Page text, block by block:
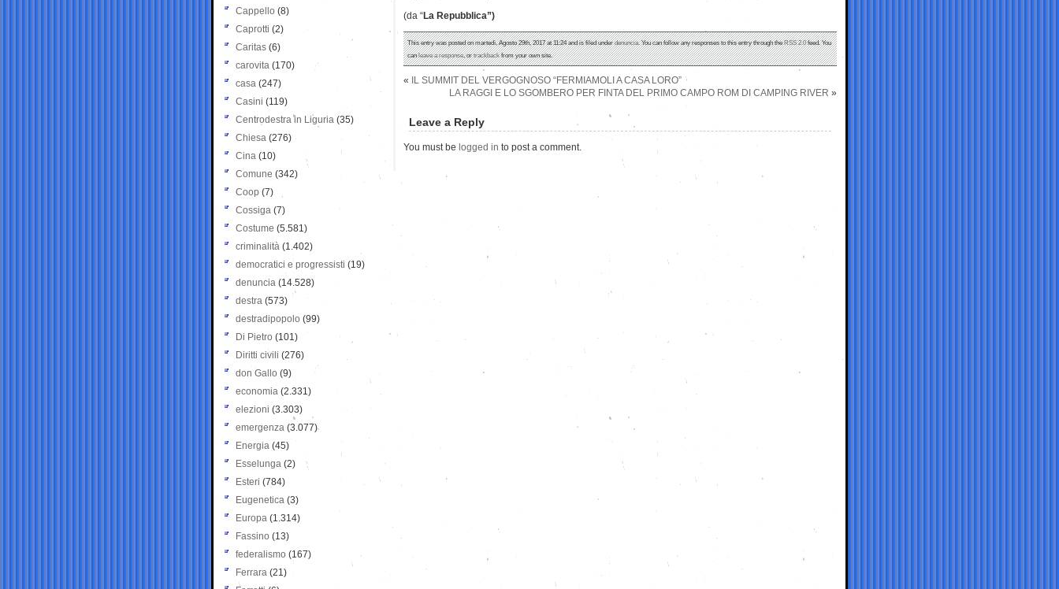
(da “La Repubblica”)
This entry was posted on martedì, Agosto 29th, 2017 at 11:24 and is filed underdenuncia. You can follow any responses to this entry through theRSS 2.0feed. You
canleave a response, ortrackbackfrom your own site.
«
IL SUMMIT DEL VERGOGNOSO “FERMIAMOLI A CASA LORO”
LA RAGGI E LO SGOMBERO PER FINTA DEL PRIMO CAMPO ROM DI CAMPING RIVER »
Leave a Reply
You must be logged in to post a comment.
Cappello (8)
Caprotti (2)
Caritas (6)
carovita (170)
casa (247)
Casini (119)
Centrodestra in Liguria (35)
Chiesa (276)
Cina (10)
Comune (342)
Coop (7)
Cossiga (7)
Costume (5.581)
criminalità (1.402)
democratici e progressisti (19)
denuncia (14.528)
destra (573)
destradipopolo (99)
Di Pietro (101)
Diritti civili (276)
don Gallo (9)
economia (2.331)
elezioni (3.303)
emergenza (3.077)
Energia (45)
Esselunga (2)
Esteri (784)
Eugenetica (3)
Europa (1.314)
Fassino (13)
federalismo (167)
Ferrara (21)